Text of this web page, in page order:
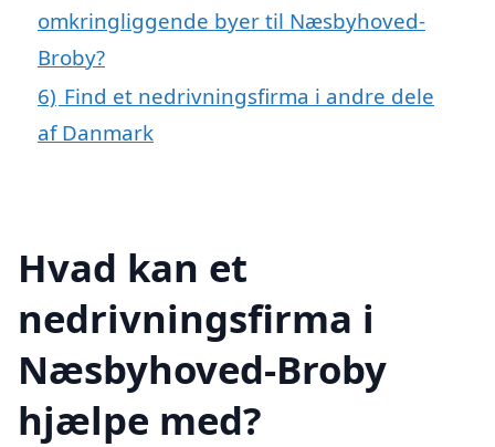
omkringliggende byer til Næsbyhoved-
Broby?
6) Find et nedrivningsfirma i andre dele
af Danmark
Hvad kan et
nedrivningsfirma i
Næsbyhoved-Broby
hjælpe med?